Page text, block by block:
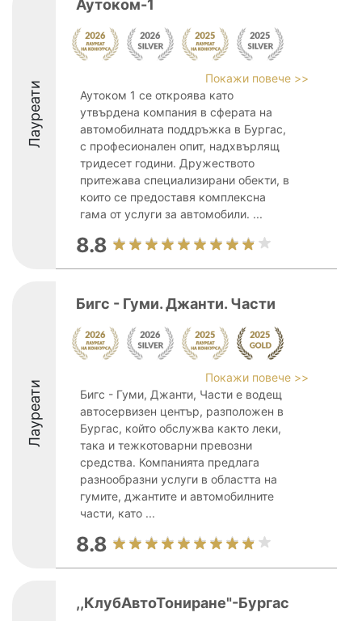
Лауреати
Аутоком-1
Покажи повече >>
Аутоком 1 се откроява като
утвърдена компания в сферата на
автомобилната поддръжка в Бургас,
с професионален опит, надхвърлящ
тридесет години. Дружеството
притежава специализирани обекти, в
които се предоставя комплексна
гама от услуги за автомобили. ...
8.8
Лауреати
Бигс - Гуми. Джанти. Части
Покажи повече >>
Бигс - Гуми, Джанти, Части е водещ
автосервизен център, разположен в
Бургас, който обслужва както леки,
така и тежкотоварни превозни
средства. Компанията предлага
разнообразни услуги в областта на
гумите, джантите и автомобилните
части, като ...
8.8
,,КлубАвтоТониране"-Бургас